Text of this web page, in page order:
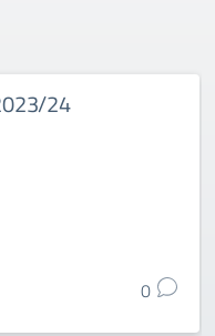
24
0